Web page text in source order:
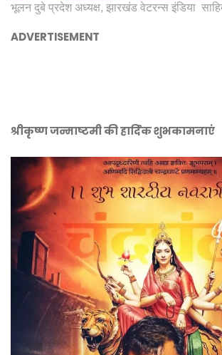
भूलन दुबे प्रदेश अध्यक्ष, झारखंड वेटरन्स इंडिया
ADVERTISEMENT
श्रीकृष्ण जन्माष्टमी की हार्दिक शुभकामनाएं